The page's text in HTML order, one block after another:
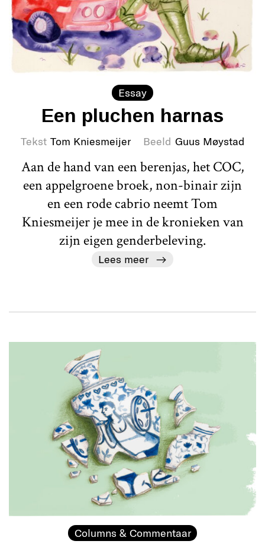
Essay
Een pluchen harnas
Tekst Tom Kniesmeijer Beeld Guus Møystad
Aan de hand van een berenjas, het COC,
een appelgroene broek, non-binair zijn
en een rode cabrio neemt Tom
Kniesmeijer je mee in de kronieken van
zijn eigen genderbeleving.
Lees meer
Columns & Commentaar